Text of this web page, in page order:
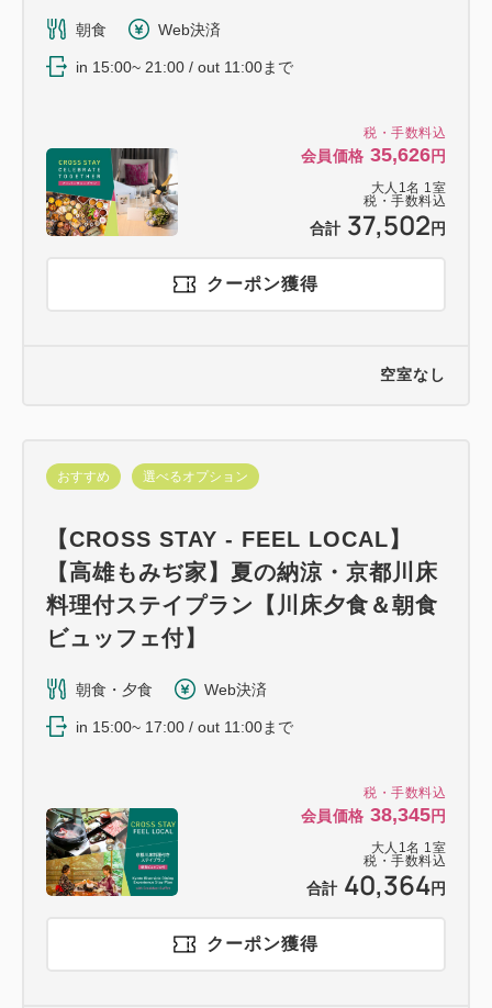
税・手数料込
会員価格 35,626円
大人 1名 1室
税・手数料込
合計 37,502 円
朝食 Web決済
in 15:00~ 21:00 / out 11:00まで
クーポン獲得
空室なし
税・手数料込
会員価格 38,345円
大人 1名 1室
税・手数料込
合計 40,364円
おすすめ 選べるオプション
【CROSS STAY - FEEL LOCAL】
【高雄もみぢ家】夏の納涼・京都川床
料理付ステイプラン【川床夕食＆朝食
ビュッフェ付】
朝食・夕食 Web決済
in 15:00~ 17:00 / out 11:00まで
クーポン獲得